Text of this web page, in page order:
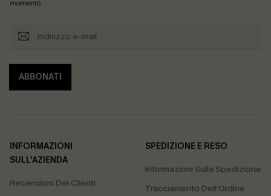
momento.
ABBONATI
INFORMAZIONI
SULL'AZIENDA
Recensioni Dei Clienti
SPEDIZIONE E RESO
Informazioni Sulla Spedizione
Tracciamento Dell'Ordine